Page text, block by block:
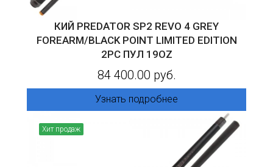
КИЙ PREDATOR SP2 REVO 4 GREY
FOREARM/BLACK POINT LIMITED EDITION
2PC ПУЛ 19OZ
84 400.00 руб.
Узнать подробнее
Хит продаж